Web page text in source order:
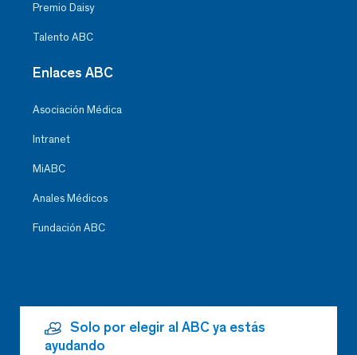
Premio Daisy
Talento ABC
Enlaces ABC
Asociación Médica
Intranet
MiABC
Anales Médicos
Fundación ABC
Solo por elegir al ABC ya estás
ayudando